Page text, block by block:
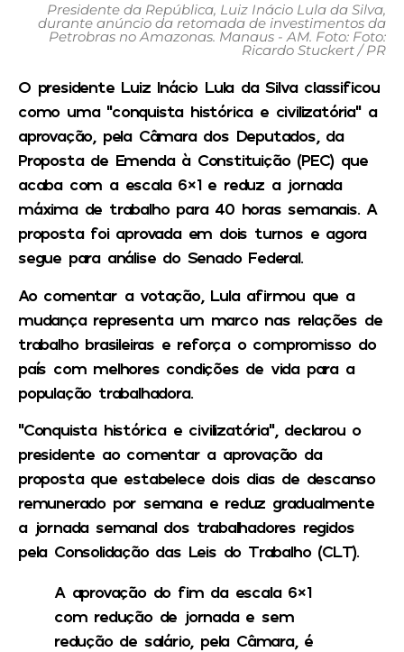
Presidente da República, Luiz Inácio Lula da Silva,
durante anúncio da retomada de investimentos da
Petrobras no Amazonas. Manaus - AM. Foto: Foto:
Ricardo Stuckert / PR
O presidente Luiz Inácio Lula da Silva classificou
como uma “conquista histórica e civilizatória” a
aprovação, pela Câmara dos Deputados, da
Proposta de Emenda à Constituição (PEC) que
acaba com a escala 6×1 e reduz a jornada
máxima de trabalho para 40 horas semanais. A
proposta foi aprovada em dois turnos e agora
segue para análise do Senado Federal.
Ao comentar a votação, Lula afirmou que a
mudança representa um marco nas relações de
trabalho brasileiras e reforça o compromisso do
país com melhores condições de vida para a
população trabalhadora.
“Conquista histórica e civilizatória”, declarou o
presidente ao comentar a aprovação da
proposta que estabelece dois dias de descanso
remunerado por semana e reduz gradualmente
a jornada semanal dos trabalhadores regidos
pela Consolidação das Leis do Trabalho (CLT).
A aprovação do fim da escala 6×1
com redução de jornada e sem
redução de salário, pela Câmara, é